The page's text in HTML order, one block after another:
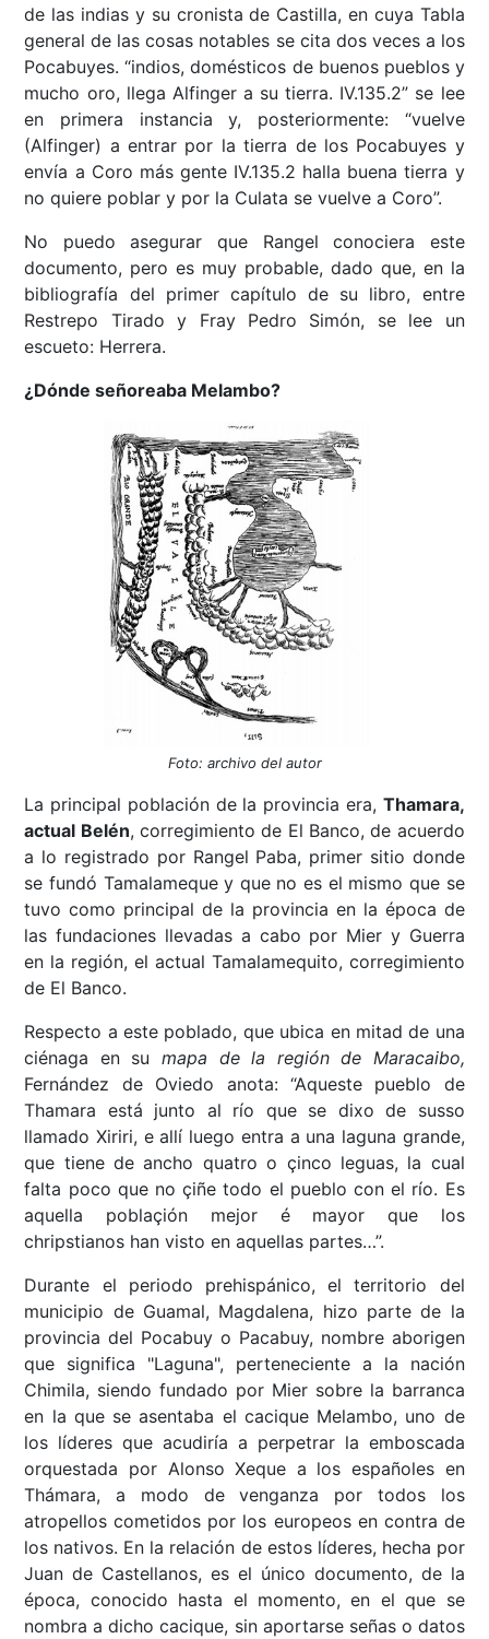
de las indias y su cronista de Castilla, en cuya Tabla
general de las cosas notables se cita dos veces a los
Pocabuyes. “indios, domésticos de buenos pueblos y
mucho oro, llega Alfinger a su tierra. IV.135.2” se lee
en primera instancia y, posteriormente: “vuelve
(Alfinger) a entrar por la tierra de los Pocabuyes y
envía a Coro más gente IV.135.2 halla buena tierra y
no quiere poblar y por la Culata se vuelve a Coro”.
No puedo asegurar que Rangel conociera este
documento, pero es muy probable, dado que, en la
bibliografía del primer capítulo de su libro, entre
Restrepo Tirado y Fray Pedro Simón, se lee un
escueto: Herrera.
¿Dónde señoreaba Melambo?
Foto: archivo del autor
La principal población de la provincia era, Thamara,
actual Belén, corregimiento de El Banco, de acuerdo
a lo registrado por Rangel Paba, primer sitio donde
se fundó Tamalameque y que no es el mismo que se
tuvo como principal de la provincia en la época de
las fundaciones llevadas a cabo por Mier y Guerra
en la región, el actual Tamalamequito, corregimiento
de El Banco.
Respecto a este poblado, que ubica en mitad de una
ciénaga en su mapa de la región de Maracaibo,
Fernández de Oviedo anota: “Aqueste pueblo de
Thamara está junto al río que se dixo de susso
llamado Xiriri, e allí luego entra a una laguna grande,
que tiene de ancho quatro o çinco leguas, la cual
falta poco que no çiñe todo el pueblo con el río. Es
aquella poblaçión mejor é mayor que los
chripstianos han visto en aquellas partes…”.
Durante el periodo prehispánico, el territorio del
municipio de Guamal, Magdalena, hizo parte de la
provincia del Pocabuy o Pacabuy, nombre aborigen
que significa "Laguna", perteneciente a la nación
Chimila, siendo fundado por Mier sobre la barranca
en la que se asentaba el cacique Melambo, uno de
los líderes que acudiría a perpetrar la emboscada
orquestada por Alonso Xeque a los españoles en
Thámara, a modo de venganza por todos los
atropellos cometidos por los europeos en contra de
los nativos. En la relación de estos líderes, hecha por
Juan de Castellanos, es el único documento, de la
época, conocido hasta el momento, en el que se
nombra a dicho cacique, sin aportarse señas o datos